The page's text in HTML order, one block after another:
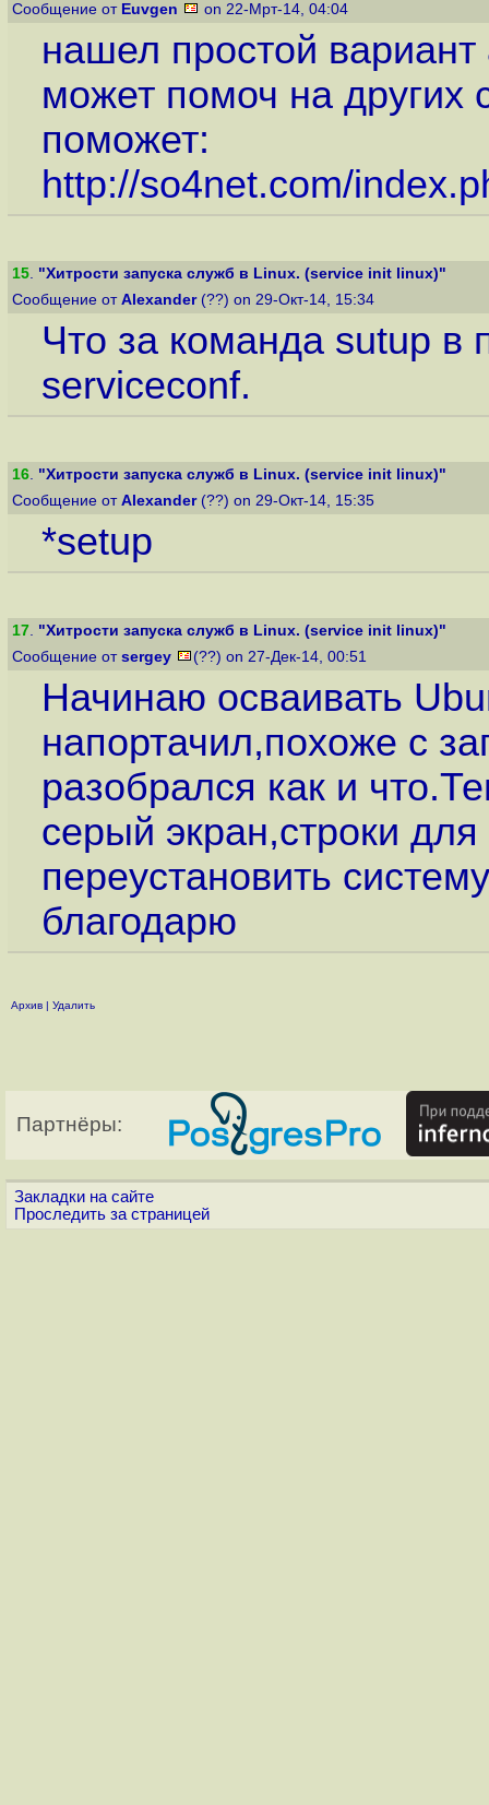
Сообщение от Euvgen on 22-Мрт-14, 04:04
нашел простой вариант
может помоч на других
поможет:
http://so4net.com/
15. "Хитрости запуска служб в Linux. (service init linux)"
Сообщение от Alexander(??) on 29-Окт-14, 15:34
Что за команда sutup в
serviceconf.
16. "Хитрости запуска служб в Linux. (service init linux)"
Сообщение от Alexander(??) on 29-Окт-14, 15:35
*setup
17. "Хитрости запуска служб в Linux. (service init linux)"
Сообщение от sergey (??) on 27-Дек-14, 00:51
Начинаю осваивать
напортачил,похоже с
разобрался как и
серый экран,строки
переустановить
благодарю
Архив | Удалить
Партнёры:
Закладки на сайте
Проследить за страницей